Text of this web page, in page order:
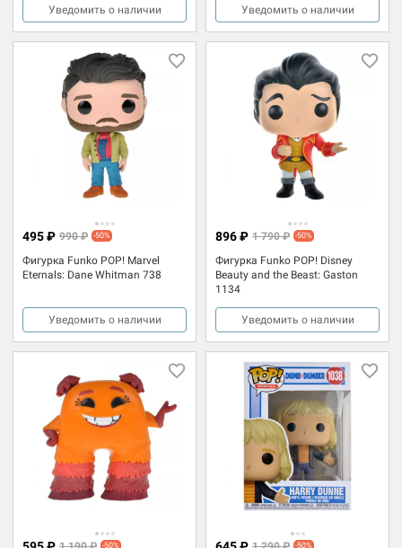
Уведомить о наличии Уведомить о наличии
Фигурка Funko POP! Marvel
Eternals: Dane Whitman 738
495 ₽ 990 ₽ -50%
Уведомить о наличии
Фигурка Funko POP! Disney
Beauty and the Beast: Gaston
1134
896 ₽ 1 790 ₽ -50%
Уведомить о наличии
-50% -50%